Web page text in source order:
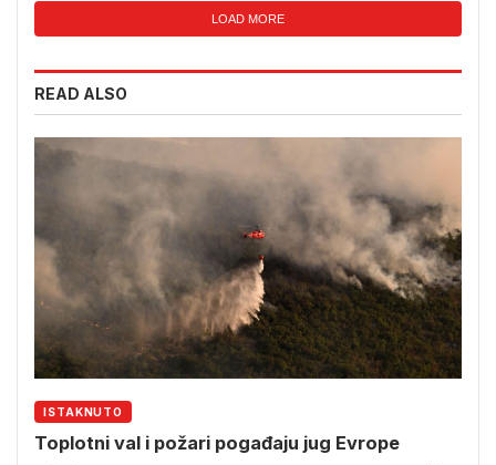
LOAD MORE
READ ALSO
ISTAKNUTO
Toplotni val i požari pogađaju jug Evrope